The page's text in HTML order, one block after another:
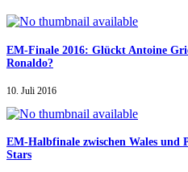
EM-Finale 2016: Glückt Antoine
Ronaldo?
10. Juli 2016
EM-Halbfinale zwischen Wales und
Stars